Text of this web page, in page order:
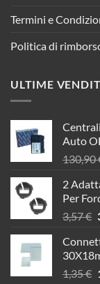
Termini e
Politica di
ULTIME
Auto
130,90
2
Per
3,57€
1,35€